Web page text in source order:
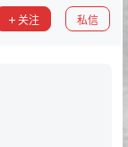
关注 私信